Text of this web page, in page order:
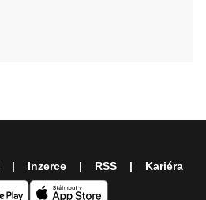
Inzerce RSS Kariéra